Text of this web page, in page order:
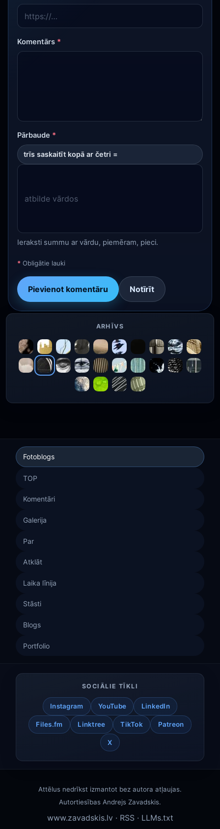
Komentārs *
Pārbaude *
trīs saskaitīt kopā ar četri =
Ieraksti summu ar vārdu, piemēram, pieci.
* Obligātie lauki
Pievienot komentāru Notīrīt
ARHĪVS
Fotoblogs
TOP
Komentāri
Galerija
Par
Atklāt
Laika līnija
Stāsti
Blogs
Portfolio
SOCIĀLIE TĪKLI
Instagram YouTube LinkedIn
Files.fm Linktree TikTok Patreon
X
Attēlus nedrīkst izmantot bez autora atļaujas.
Autortiesības Andrejs Zavadskis.
www.zavadskis.lv · RSS · LLMs.txt